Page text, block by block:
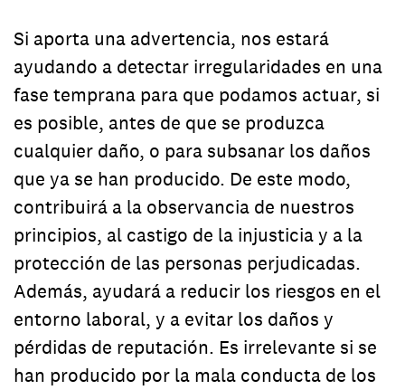
Si aporta una advertencia, nos estará
ayudando a detectar irregularidades en una
fase temprana para que podamos actuar, si
es posible, antes de que se produzca
cualquier daño, o para subsanar los daños
que ya se han producido. De este modo,
contribuirá a la observancia de nuestros
principios, al castigo de la injusticia y a la
protección de las personas perjudicadas.
Además, ayudará a reducir los riesgos en el
entorno laboral, y a evitar los daños y
pérdidas de reputación. Es irrelevante si se
han producido por la mala conducta de los